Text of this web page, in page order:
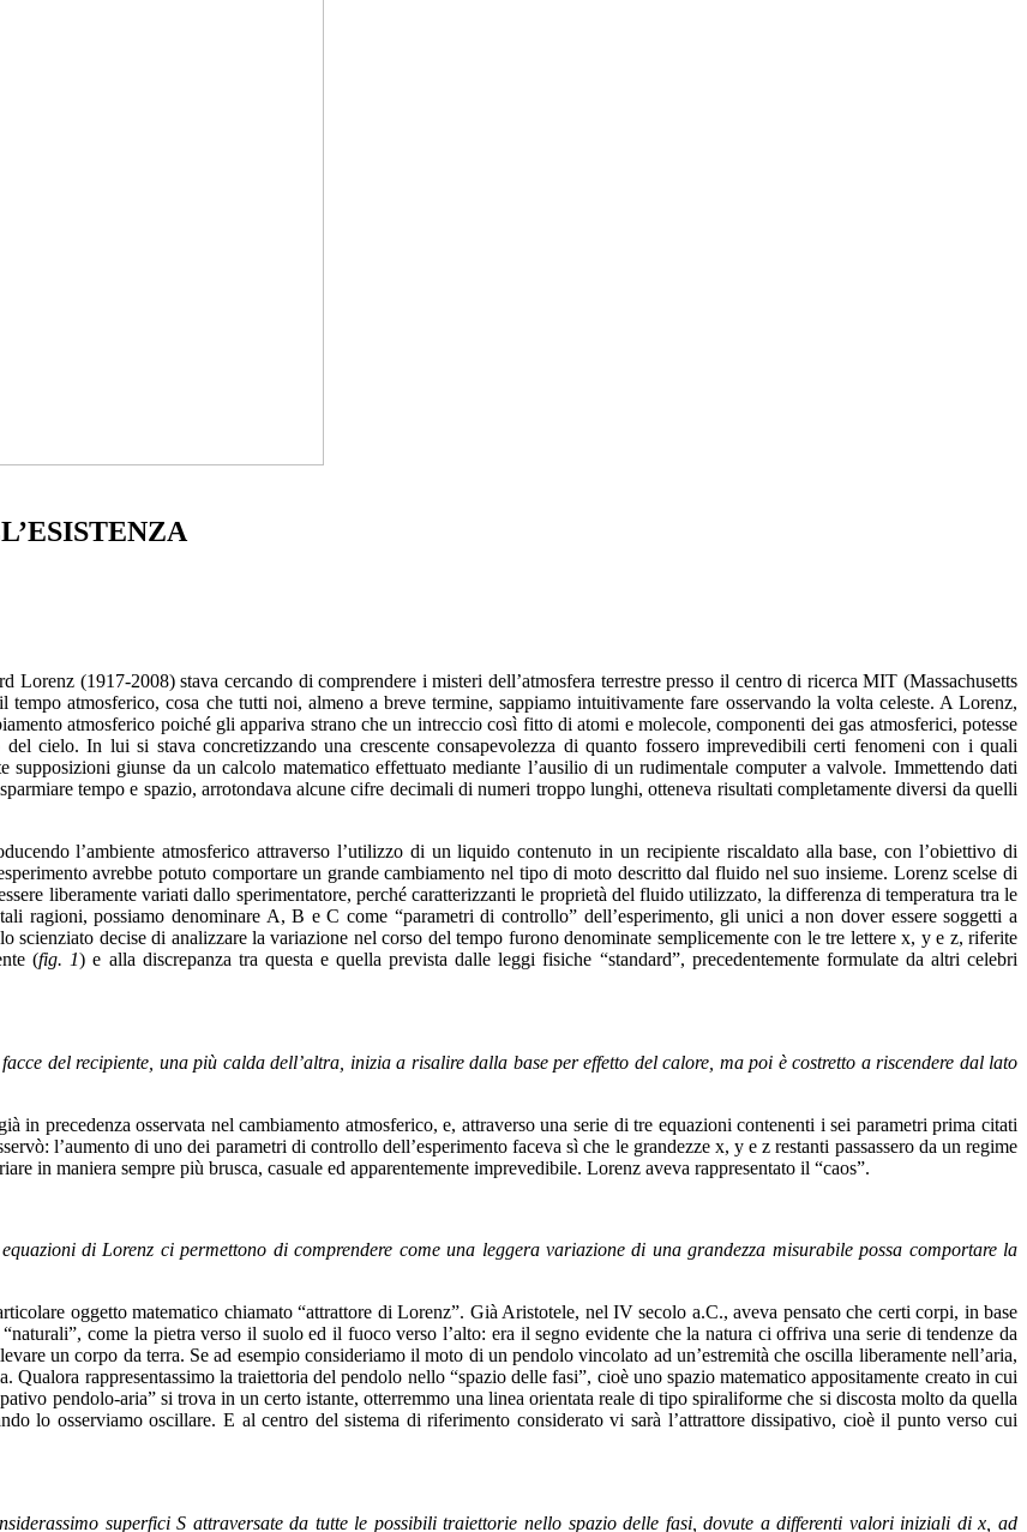
Lorenz (1917-2008) stava cercando di comprendere i misteri dell’atmosfera terrestre presso il centro di ricerca MIT (Massachusetts
atmosferico, cosa che tutti noi, almeno a breve termine, sappiamo intuitivamente fare osservando la volta celeste. A Lorenz,
atmosferico poiché gli appariva strano che un intreccio così fitto di atomi e molecole, componenti dei gas atmosferici, potesse
cielo. In lui si stava concretizzando una crescente consapevolezza di quanto fossero imprevedibili certi fenomeni con i quali
giunse da un calcolo matematico effettuato mediante l’ausilio di un rudimentale computer a valvole. Immettendo dati
tempo e spazio, arrotondava alcune cifre decimali di numeri troppo lunghi, otteneva risultati completamente diversi da quelli
l’ambiente atmosferico attraverso l’utilizzo di un liquido contenuto in un recipiente riscaldato alla base, con l’obiettivo di
avrebbe potuto comportare un grande cambiamento nel tipo di moto descritto dal fluido nel suo insieme. Lorenz scelse di
liberamente variati dallo sperimentatore, perché caratterizzanti le proprietà del fluido utilizzato, la differenza di temperatura tra le
ragioni, possiamo denominare A, B e C come “parametri di controllo” dell’esperimento, gli unici a non dover essere soggetti a
decise di analizzare la variazione nel corso del tempo furono denominate semplicemente con le tre lettere x, y e z, riferite
(fig. 1) e alla discrepanza tra questa e quella prevista dalle leggi fisiche “standard”, precedentemente formulate da altri celebri
del recipiente, una più calda dell’altra, inizia a risalire dalla base per effetto del calore, ma poi è costretto a riscendere dal lato
precedenza osservata nel cambiamento atmosferico, e, attraverso una serie di tre equazioni contenenti i sei parametri prima citati
l’aumento di uno dei parametri di controllo dell’esperimento faceva sì che le grandezze x, y e z restanti passassero da un regime
in maniera sempre più brusca, casuale ed apparentemente imprevedibile. Lorenz aveva rappresentato il “caos”.
di Lorenz ci permettono di comprendere come una leggera variazione di una grandezza misurabile possa comportare la
oggetto matematico chiamato “attrattore di Lorenz”. Già Aristotele, nel IV secolo a.C., aveva pensato che certi corpi, in base
come la pietra verso il suolo ed il fuoco verso l’alto: era il segno evidente che la natura ci offriva una serie di tendenze da
un corpo da terra. Se ad esempio consideriamo il moto di un pendolo vincolato ad un’estremità che oscilla liberamente nell’aria,
Qualora rappresentassimo la traiettoria del pendolo nello “spazio delle fasi”, cioè uno spazio matematico appositamente creato in cui
pendolo-aria” si trova in un certo istante, otterremmo una linea orientata reale di tipo spiraliforme che si discosta molto da quella
lo osserviamo oscillare. E al centro del sistema di riferimento considerato vi sarà l’attrattore dissipativo, cioè il punto verso cui
superfici S attraversate da tutte le possibili traiettorie nello spazio delle fasi, dovute a differenti valori iniziali di x, ad